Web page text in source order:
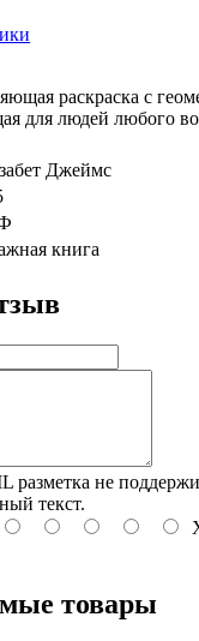
раскраска с
для людей любого
Джеймс
книга
разметка не
текст.
товары